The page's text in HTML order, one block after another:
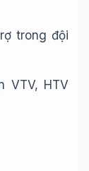
trong đội
VTV, HTV